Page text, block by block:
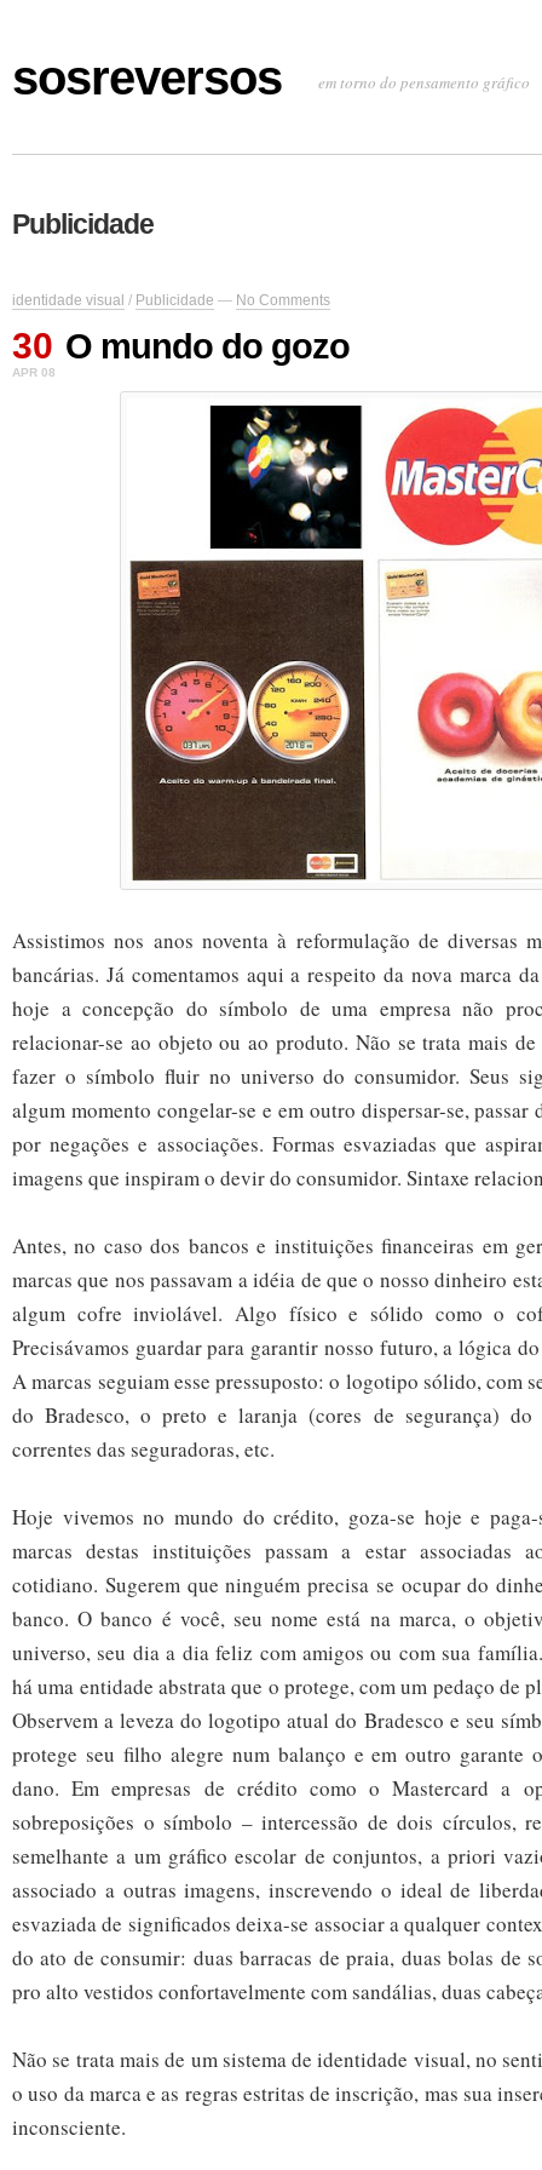
sosreversos em torno do pensamento gráfico
Publicidade
identidade visual / Publicidade — No Comments
30
APR 08
O mundo do gozo
Assistimos nos anos noventa à reformulação de diversas
bancárias. Já comentamos aqui a respeito da nova marca
hoje a concepção do símbolo de uma empresa não
relacionar-se ao objeto ou ao produto. Não se trata mais
fazer o símbolo fluir no universo do consumidor. Seus
algum momento congelar-se e em outro dispersar-se, passar
por negações e associações. Formas esvaziadas que
imagens que inspiram o devir do consumidor. Sintaxe
Antes, no caso dos bancos e instituições financeiras em
marcas que nos passavam a idéia de que o nosso dinheiro
algum cofre inviolável. Algo físico e sólido como o
Precisávamos guardar para garantir nosso futuro, a lógica
A marcas seguiam esse pressuposto: o logotipo sólido, com
do Bradesco, o preto e laranja (cores de segurança)
correntes das seguradoras, etc.
Hoje vivemos no mundo do crédito, goza-se hoje e
marcas destas instituições passam a estar associadas
cotidiano. Sugerem que ninguém precisa se ocupar do
banco. O banco é você, seu nome está na marca, o
universo, seu dia a dia feliz com amigos ou com sua
há uma entidade abstrata que o protege, com um pedaço de
Observem a leveza do logotipo atual do Bradesco e seu
protege seu filho alegre num balanço e em outro garante
dano. Em empresas de crédito como oMastercard a
sobreposições o símbolo – intercessão de dois círculos,
semelhante a um gráfico escolar de conjuntos, a priori
associado a outras imagens, inscrevendo o ideal de
esvaziada de significados deixa-se associar a qualquer
do ato de consumir: duas barracas de praia, duas bolas de
pro alto vestidos confortavelmente com sandálias, duas
Não se trata mais de um sistema de identidade visual, no
o uso da marca e as regras estritas de inscrição, mas sua
inconsciente.